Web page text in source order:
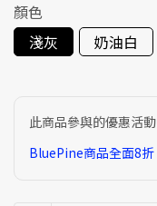
顏色
淺灰
奶油白
此商品參與的優惠活動
BluePine商品全面8折